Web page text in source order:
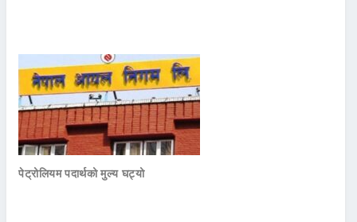
पेट्रोलियम पदार्थको मुल्य घट्यो